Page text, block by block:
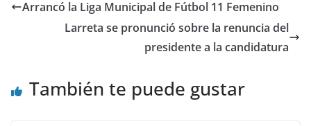
Arrancó la Liga Municipal de Fútbol 11 Femenino
Larreta se pronunció sobre la renuncia del
presidente a la candidatura
También te puede gustar